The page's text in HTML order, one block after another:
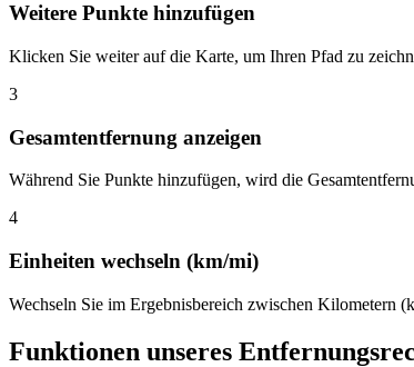
Weitere Punkte hinzufügen
Klicken Sie weiter auf die Karte, um Ihren Pfad zu
3
Gesamtentfernung anzeigen
Während Sie Punkte hinzufügen, wird die
4
Einheiten wechseln (km/mi)
Wechseln Sie im Ergebnisbereich zwischen Kilometern
Funktionen unseres